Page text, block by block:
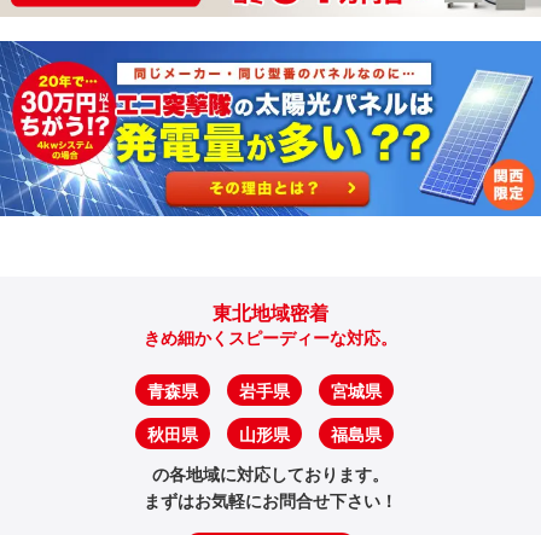
東北地域密着
きめ細かくスピーディーな対応。
青森県 岩手県 宮城県
秋田県 山形県 福島県
の各地域に対応しております。
まずはお気軽にお問合せ下さい！